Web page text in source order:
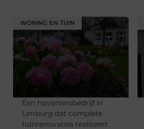
WONING EN TUIN
Een hoveniersbedrijf in
Limburg dat complete
tuinrenovaties realiseert